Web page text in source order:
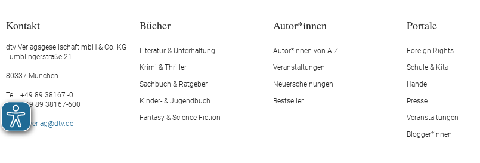
Kontakt
dtv Verlagsgesellschaft mbH & Co. KG
Tumblingerstraße 21
80337 München
Tel.: +49 89 38167 -0
Fax: +49 89 38167-600
E-Mail: verlag@dtv.de
Bücher
Literatur & Unterhaltung
Krimi & Thriller
Sachbuch & Ratgeber
Kinder- & Jugendbuch
Fantasy & Science Fiction
Autor*innen
Autor*innen von A-Z
Veranstaltungen
Neuerscheinungen
Bestseller
Portale
Foreign Rights
Schule & Kita
Handel
Presse
Veranstaltungen
Blogger*innen